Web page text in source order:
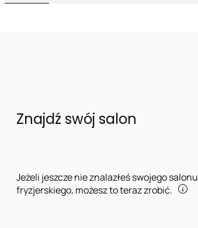
Znajdź swój salon
Jeżeli jeszcze nie znalazłeś swojego salonu
fryzjerskiego, możesz to teraz zrobić.